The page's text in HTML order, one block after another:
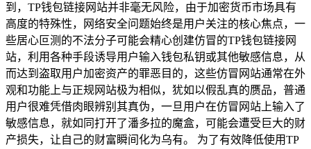
到，TP钱包链接网站并非毫无风险，由于加密货币市场具有
高度的特殊性，网络安全问题始终是用户关注的核心焦点，一
些居心叵测的不法分子可能会精心创建仿冒的TP钱包链接网
站，利用各种手段诱导用户输入钱包私钥或其他敏感信息，从
而达到盗取用户加密资产的罪恶目的，这些仿冒网站通常在外
观和功能上与正规网站极为相似，犹如以假乱真的赝品，普通
用户很难凭借肉眼辨别其真伪，一旦用户在仿冒网站上输入了
敏感信息，就如同打开了潘多拉的魔盒，可能会遭受巨大的财
产损失，让自己的财富瞬间化为乌有。 为了有效降低使用TP